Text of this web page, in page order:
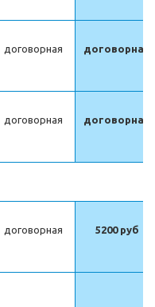
договорная договорная
договорная договорная
договорная 5200 руб